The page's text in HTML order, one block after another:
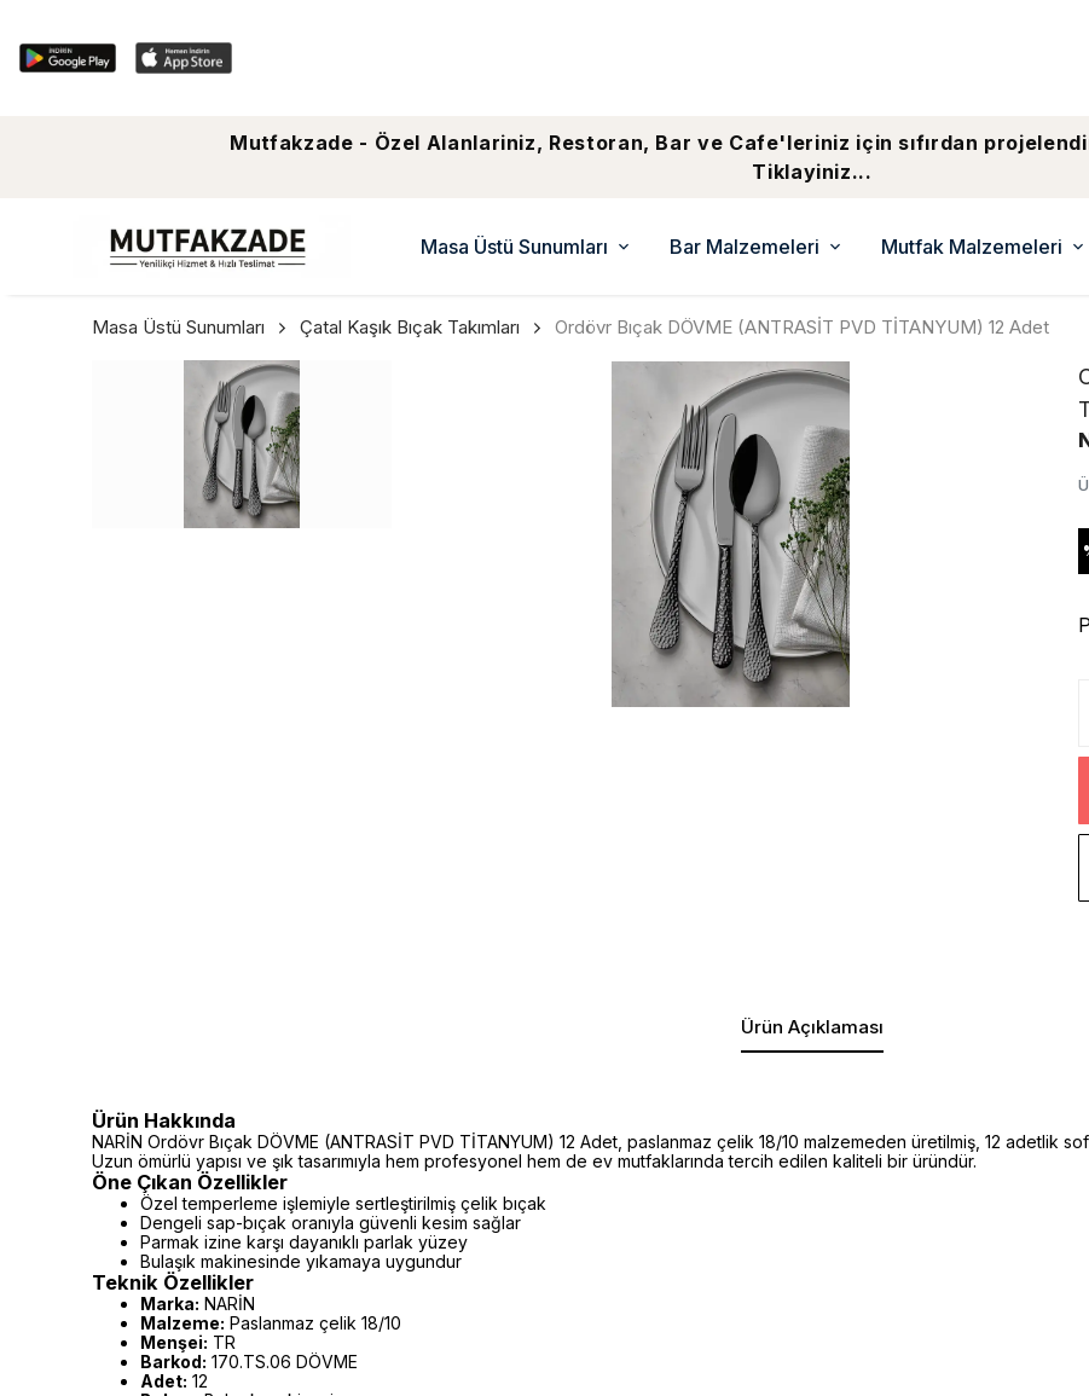
Mutfakzade - Özel Alanlariniz, Restoran, Bar ve Cafe'leriniz için sıfırdan
Tiklayiniz...
Masa Üstü Sunumları Bar Malzemeleri Mutfak Malzemeleri
Masa Üstü Sunumları Çatal Kaşık Bıçak Takımları Ordövr Bıçak DÖVME (ANTRASİT PVD TİTANYUM) 12 Adet
Ürün Açıklaması
Ürün Hakkında
NARİN Ordövr Bıçak DÖVME (ANTRASİT PVD TİTANYUM) 12 Adet, paslanmaz çelik 18/10 malzemeden üretilmiş, 12 adetlik
Uzun ömürlü yapısı ve şık tasarımıyla hem profesyonel hem de ev mutfaklarında tercih edilen kaliteli bir üründür.
Öne Çıkan Özellikler
Özel temperleme işlemiyle sertleştirilmiş çelik bıçak
Dengeli sap-bıçak oranıyla güvenli kesim sağlar
Parmak izine karşı dayanıklı parlak yüzey
Bulaşık makinesinde yıkamaya uygundur
Teknik Özellikler
Marka: NARİN
Malzeme: Paslanmaz çelik 18/10
Menşei: TR
Barkod: 170.TS.06 DÖVME
Adet: 12